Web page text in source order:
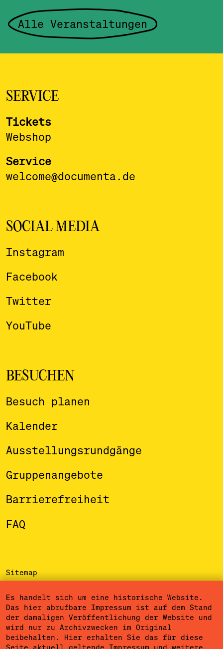
Alle Veranstaltungen
SERVICE
Tickets
Webshop
Service
welcome@documenta.de
SOCIAL MEDIA
Instagram
Facebook
Twitter
YouTube
BESUCHEN
Besuch planen
Kalender
Ausstellungsrundgänge
Gruppenangebote
Barrierefreiheit
FAQ
Sitemap
Datenschutzerklärung
Nutzungsbedingungen
Es handelt sich um eine historische Website.
Das hier abrufbare Impressum ist auf dem Stand
der damaligen Veröffentlichung der Website und
wird nur zu Archivzwecken im Original
beibehalten. Hier erhalten Sie das für diese